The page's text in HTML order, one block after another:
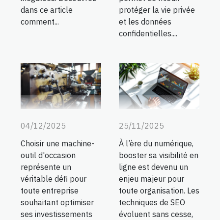
dans ce article
comment...
protéger la vie privée
et les données
confidentielles....
04/12/2025
Choisir une machine-
outil d'occasion
représente un
véritable défi pour
toute entreprise
souhaitant optimiser
ses investissements
25/11/2025
À l’ère du numérique,
booster sa visibilité en
ligne est devenu un
enjeu majeur pour
toute organisation. Les
techniques de SEO
évoluent sans cesse,